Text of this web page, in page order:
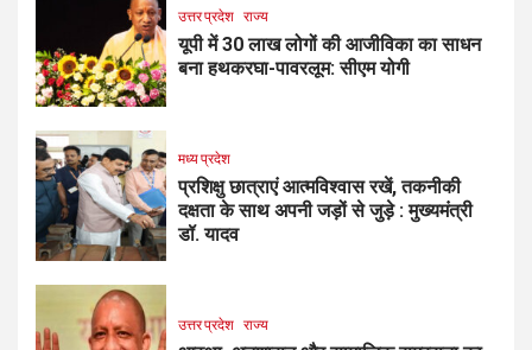
उत्तर प्रदेश राज्य
यूपी में 30 लाख लोगों की आजीविका का साधन
बना हथकरघा-पावरलूम: सीएम योगी
मध्य प्रदेश
प्रशिक्षु छात्राएं आत्मविश्वास रखें, तकनीकी
दक्षता के साथ अपनी जड़ों से जुड़े : मुख्यमंत्री
डॉ. यादव
उत्तर प्रदेश राज्य